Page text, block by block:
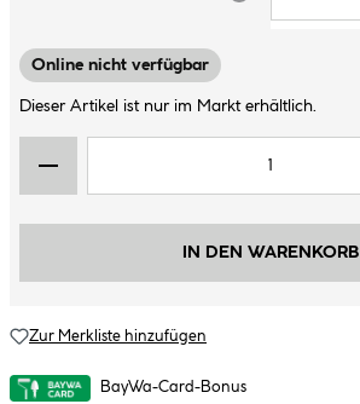
Online nicht verfügbar
Dieser Artikel ist nur im Markt erhältlich.
IN DEN WARENKORB
Zur Merkliste hinzufügen
BayWa-Card-Bonus